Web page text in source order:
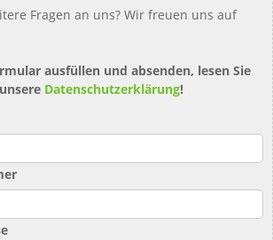
Fragen an uns? Wir freuen uns auf
ausfüllen und absenden, lesen Sie
Datenschutzerklärung!